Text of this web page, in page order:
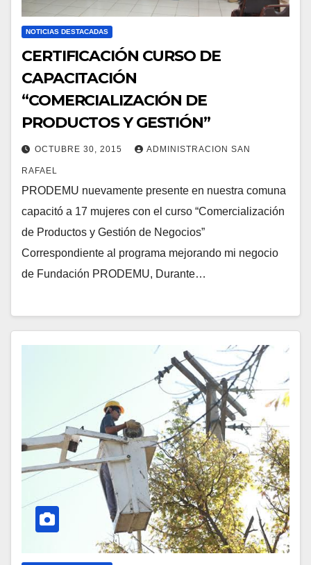
NOTICIAS DESTACADAS
CERTIFICACIÓN CURSO DE
CAPACITACIÓN
“COMERCIALIZACIÓN DE
PRODUCTOS Y GESTIÓN”
OCTUBRE 30, 2015 ADMINISTRACION SAN
RAFAEL
PRODEMU nuevamente presente en nuestra comuna
capacitó a 17 mujeres con el curso “Comercialización
de Productos y Gestión de Negocios”
Correspondiente al programa mejorando mi negocio
de Fundación PRODEMU, Durante…